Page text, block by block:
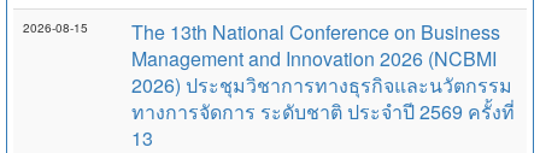
2026-08-15
The 13th National Conference on Business
Management and Innovation 2026 (NCBMI
2026) ประชุมวิชาการทางธุรกิจและนวัตกรรม
ทางการจัดการ ระดับชาติ ประจำปี 2569 ครั้งที่
13